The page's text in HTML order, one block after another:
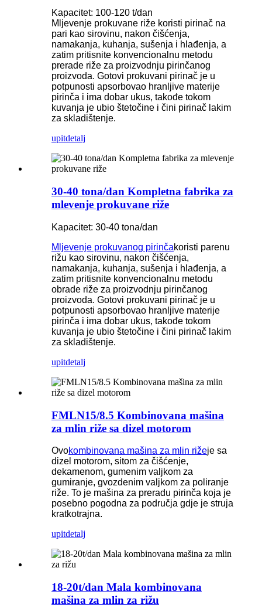
Kapacitet: 100-120 t/dan
Mljevenje prokuvane riže koristi pirinač na
pari kao sirovinu, nakon čišćenja,
namakanja, kuhanja, sušenja i hlađenja, a
zatim pritisnite konvencionalnu metodu
prerade riže za proizvodnju pirinčanog
proizvoda. Gotovi prokuvani pirinač je u
potpunosti apsorbovao hranljive materije
pirinča i ima dobar ukus, takođe tokom
kuvanja je ubio štetočine i čini pirinač lakim
za skladištenje.
upitdetalj
30-40 tona/dan Kompletna fabrika za
mlevenje prokuvane riže
Kapacitet: 30-40 tona/dan
Mljevenje prokuvanog pirinčakoristi parenu
rižu kao sirovinu, nakon čišćenja,
namakanja, kuhanja, sušenja i hlađenja, a
zatim pritisnite konvencionalnu metodu
obrade riže za proizvodnju pirinčanog
proizvoda. Gotovi prokuvani pirinač je u
potpunosti apsorbovao hranljive materije
pirinča i ima dobar ukus, takođe tokom
kuvanja je ubio štetočine i čini pirinač lakim
za skladištenje.
upitdetalj
FMLN15/8.5 Kombinovana mašina
za mlin riže sa dizel motorom
Ovokombinovana mašina za mlin rižeje sa
dizel motorom, sitom za čišćenje,
dekamenom, gumenim valjkom za
gumiranje, gvozdenim valjkom za poliranje
riže. To je mašina za preradu pirinča koja je
posebno pogodna za područja gdje je struja
kratkotrajna.
upitdetalj
18-20t/dan Mala kombinovana
mašina za mlin za rižu